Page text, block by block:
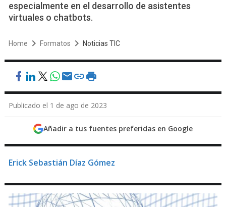
especialmente en el desarrollo de asistentes
virtuales o chatbots.
Home Formatos Noticias TIC
Publicado el 1 de ago de 2023
Añadir a tus fuentes preferidas en Google
Erick Sebastián Díaz Gómez